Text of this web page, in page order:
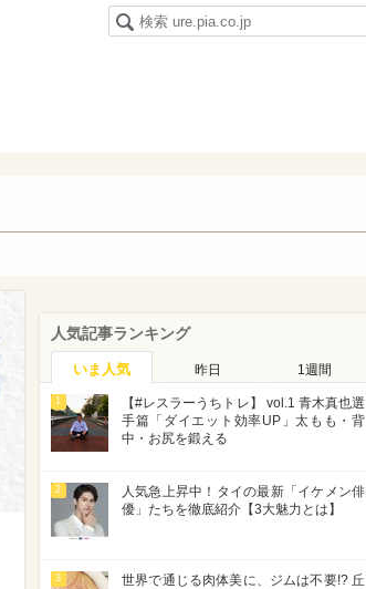
人気記事ランキング
いま人気 昨日 1週間
1
【#レスラーうちトレ】 vol.1 青木真也選
手篇「ダイエット効率UP」太もも・背
中・お尻を鍛える
2
人気急上昇中！タイの最新「イケメン俳
優」たちを徹底紹介【3大魅力とは】
3
世界で通じる肉体美に、ジムは不要!? 丘